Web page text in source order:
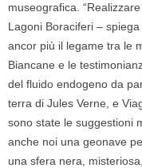
museografica.
Lagoni Boraciferi –
ancor più il legame tra le
Biancane e le
del fluido endogeno da
terra di Jules Verne, e
sono state le suggestioni
anche noi una geonave
una sfera nera,